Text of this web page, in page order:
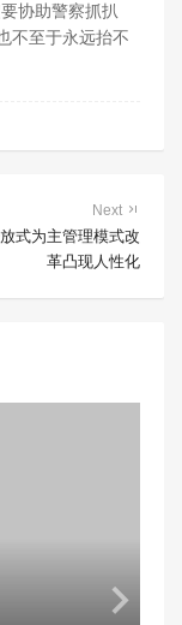
协助警察抓扒
不至于永远抬不
Next
式为主管理模式改
革凸现人性化